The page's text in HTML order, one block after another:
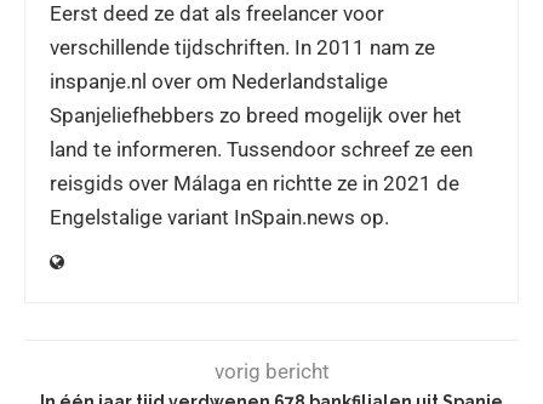
Eerst deed ze dat als freelancer voor
verschillende tijdschriften. In 2011 nam ze
inspanje.nl over om Nederlandstalige
Spanjeliefhebbers zo breed mogelijk over het
land te informeren. Tussendoor schreef ze een
reisgids over Málaga en richtte ze in 2021 de
Engelstalige variant InSpain.news op.
vorig bericht